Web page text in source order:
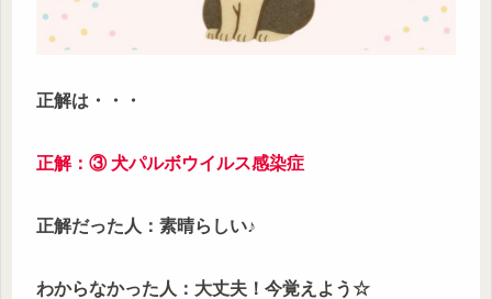
正解は・・・
正解： ③ 犬パルボウイルス感染症
正解だった人：素晴らしい♪
わからなかった人：大丈夫！今覚えよう☆